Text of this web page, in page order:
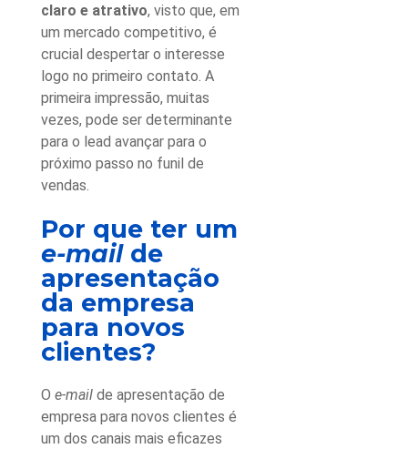
claro e atrativo, visto que, em
um mercado competitivo, é
crucial despertar o interesse
logo no primeiro contato. A
primeira impressão, muitas
vezes, pode ser determinante
para o lead avançar para o
próximo passo no funil de
vendas.
Por que ter um
e-mail de
apresentação
da empresa
para novos
clientes?
O e-mail de apresentação de
empresa para novos clientes é
um dos canais mais eficazes